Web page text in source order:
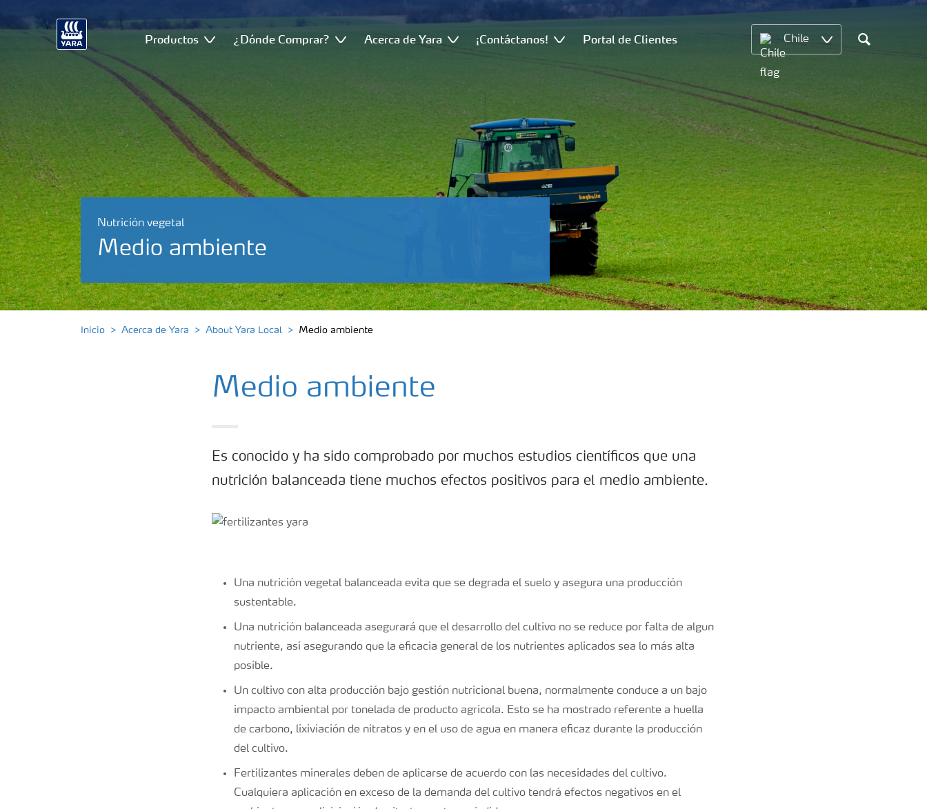
Productos ¿Dónde Comprar? Acerca de Yara ¡Contáctanos! Portal de Clientes Chile
Search
Nutrición vegetal
Medio ambiente
Inicio Acerca de Yara About Yara Local Medio ambiente
Medio ambiente
Es conocido y ha sido comprobado por muchos estudios científicos que una
nutrición balanceada tiene muchos efectos positivos para el medio ambiente.
Una nutrición vegetal balanceada evita que se degrada el suelo y asegura una producción
sustentable.
Una nutrición balanceada asegurará que el desarrollo del cultivo no se reduce por falta de algun
nutriente, así asegurando que la eficacia general de los nutrientes aplicados sea lo más alta
posible.
Un cultivo con alta producción bajo gestión nutricional buena, normalmente conduce a un bajo
impacto ambiental por tonelada de producto agrícola. Esto se ha mostrado referente a huella
de carbono, lixiviación de nitratos y en el uso de agua en manera eficaz durante la producción
del cultivo.
Fertilizantes minerales deben de aplicarse de acuerdo con las necesidades del cultivo.
Cualquiera aplicación en exceso de la demanda del cultivo tendrá efectos negativos en el